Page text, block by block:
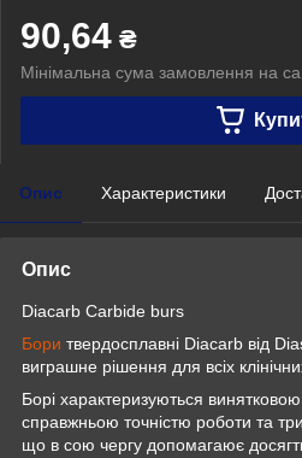
90,64 ₴
Мінімальна сума замовлення на
Опис Характеристики
Опис
Diacarb Carbide burs
Бори твердосплавні Diacarb від
виграшне рішення для всіх
Борі характеризуються
справжньою точністю роботи та
що в сою чергу допомагаює